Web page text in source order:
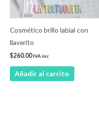
Cosmético brillo labial con
llaverito
$260.00IVA inc
Añadir al carrito